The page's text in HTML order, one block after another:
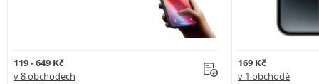
119 - 649 Kč
v 8 obchodech
169 Kč
v 1 obchodě